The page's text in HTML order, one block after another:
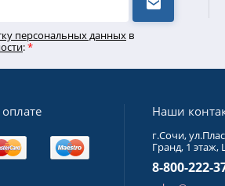
персональных данных в
:*
Наши
г.Сочи,
Гранд, 1
8-800-222-